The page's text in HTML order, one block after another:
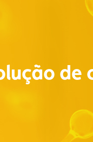
de